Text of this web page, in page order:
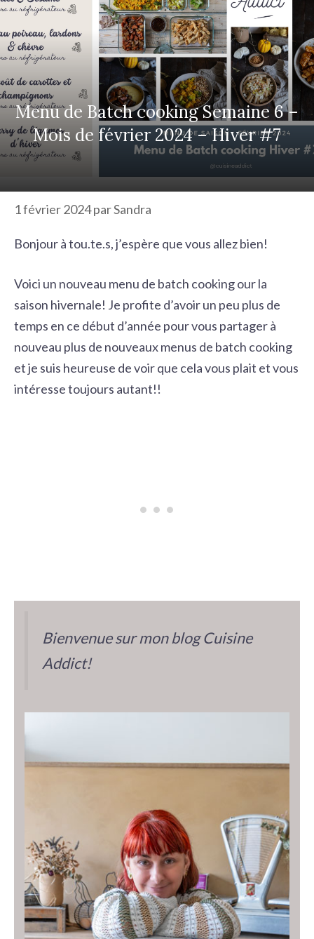
r
r
Menu de Batch cooking Semaine 6 –
Mois de février 2024 – Hiver #7
1 février 2024parSandra
Bonjour à tou.te.s, j’espère que vous allez bien!
Voici un nouveau menu de batch cooking our la
saison hivernale! Je profite d’avoir un peu plus de
temps en ce début d’année pour vous partager à
nouveau plus de nouveaux menus de batch cooking
et je suis heureuse de voir que cela vous plait et vous
intéresse toujours autant!!
Bienvenue sur mon blog Cuisine
Addict!